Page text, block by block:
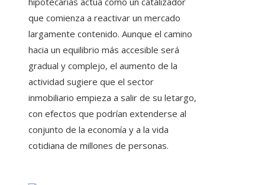
que comienza a reactivar un mercado
largamente contenido. Aunque el camino
hacia un equilibrio más accesible será
gradual y complejo, el aumento de la
actividad sugiere que el sector
inmobiliario empieza a salir de su letargo,
con efectos que podrían extenderse al
conjunto de la economía y a la vida
cotidiana de millones de personas.